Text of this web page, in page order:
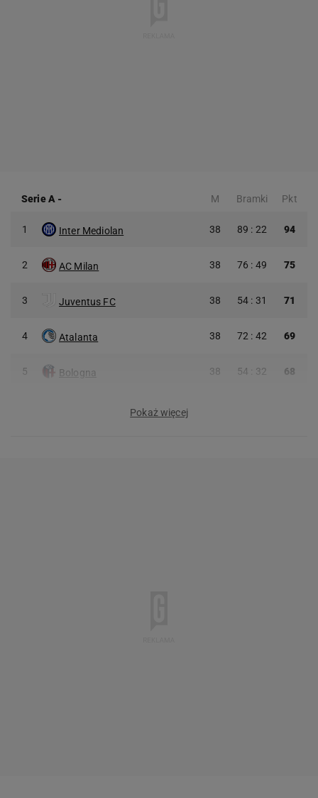
Serie A - M Bramki Pkt
1 Inter Mediolan 38 89 : 22 94
2 AC Milan 38 76 : 49 75
3 Juventus FC 38 54 : 31 71
4 Atalanta 38 72 : 42 69
5 Bologna 38 54 : 32 68
Pokaż więcej